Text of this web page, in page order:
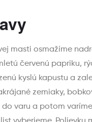
masti osmažíme
červenú papriku,
kyslú kapustu a
zemiaky,
do varu a potom